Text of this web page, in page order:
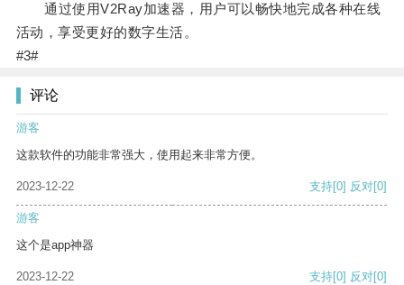
通过使用V2Ray加速器，用户可以畅快地完成各种在线
活动，享受更好的数字生活。
#3#
评论
游客
这款软件的功能非常强大，使用起来非常方便。
2023-12-22 支持[0] 反对[0]
游客
这个是app神器
2023-12-22 支持[0] 反对[0]